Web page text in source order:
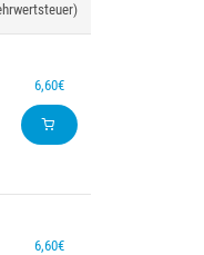
6,60€
6,60€